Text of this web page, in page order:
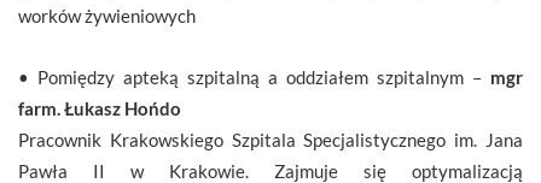
worków żywieniowych
• Pomiędzy apteką szpitalną a oddziałem szpitalnym – mgr
farm. Łukasz Hońdo
Pracownik Krakowskiego Szpitala Specjalistycznego im. Jana
Pawła II w Krakowie. Zajmuje się optymalizacją